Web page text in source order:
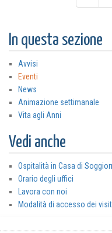
In questa sezione
Avvisi
Eventi
News
Animazione settimanale
Vita agli Anni
Vedi anche
Ospitalità in Casa di
Orario degli uffici
Lavora con noi
Modalità di accesso dei